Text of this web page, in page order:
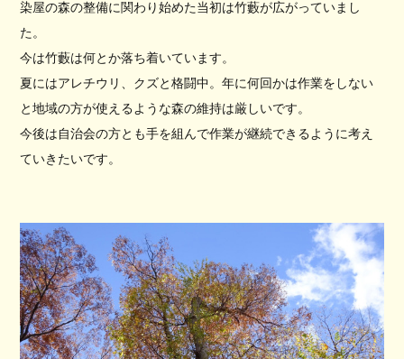
染屋の森の整備に関わり始めた当初は竹藪が広がっていまし
た。
今は竹藪は何とか落ち着いています。
夏にはアレチウリ、クズと格闘中。年に何回かは作業をしない
と地域の方が使えるような森の維持は厳しいです。
今後は自治会の方とも手を組んで作業が継続できるように考え
ていきたいです。